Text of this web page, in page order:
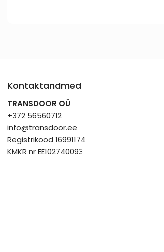
Kontaktandmed
TRANSDOOR OÜ
+372 56560712
info@transdoor.ee
Registrikood 16991174
KMKR nr EE102740093